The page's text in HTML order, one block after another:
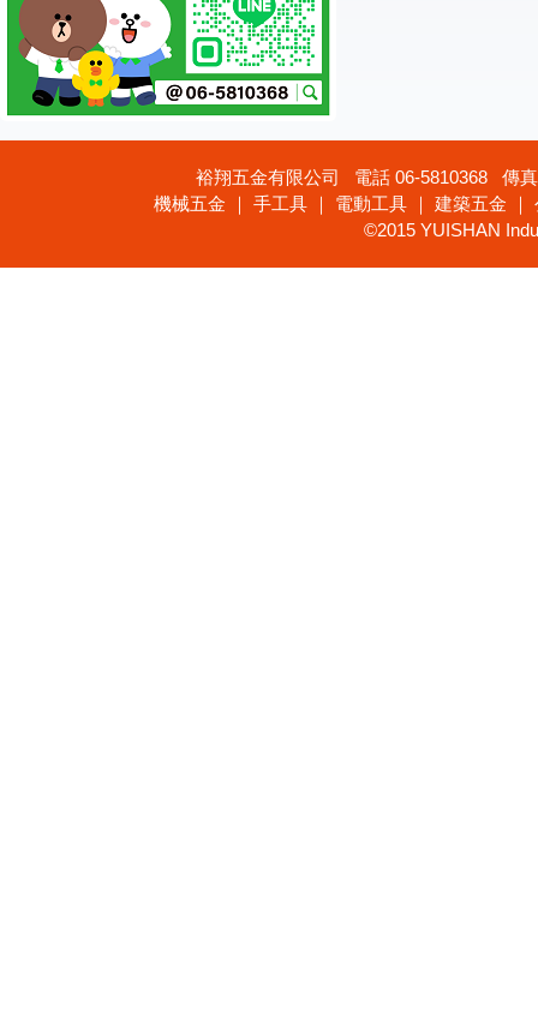
裕翔五金有限公司 電話 06-5810368 傳
機械五金 ｜ 手工具 ｜ 電動工具 ｜ 建築五金
©2015 YUISHAN